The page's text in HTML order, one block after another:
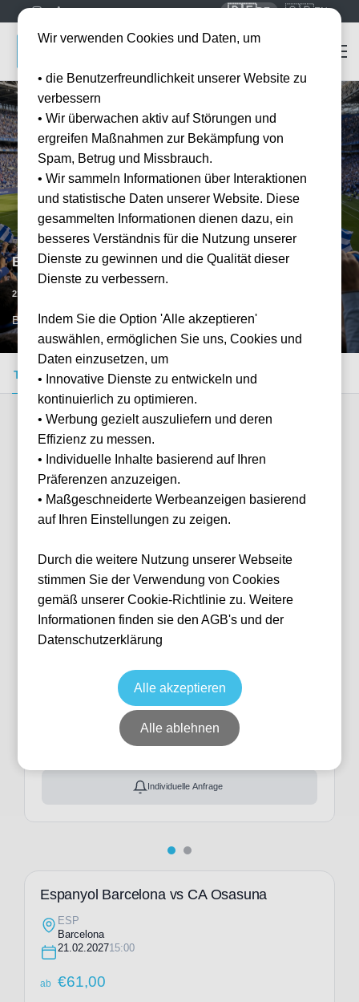
🇩🇪DE 🇬🇧EN
Espanyol Barcelona vs CA Osasuna
21.02.2027
BCN, ESP
Tickets kaufen Event-Info FAQ
Verfügbare Kategorien (2)
Shortside
15:00
10 verfügbar
ESP
RCDE Stadium
Ticket(s) + Hotel
Individuelle Anfrage
Espanyol Barcelona vs CA Osasuna
ESP
Barcelona
21.02.202715:00
ab €61,00
Wir verwenden Cookies und Daten, um
• die Benutzerfreundlichkeit unserer Website zu
verbessern
• Wir überwachen aktiv auf Störungen und
ergreifen Maßnahmen zur Bekämpfung von
Spam, Betrug und Missbrauch.
• Wir sammeln Informationen über Interaktionen
und statistische Daten unserer Website. Diese
gesammelten Informationen dienen dazu, ein
besseres Verständnis für die Nutzung unserer
Dienste zu gewinnen und die Qualität dieser
Dienste zu verbessern.
Indem Sie die Option 'Alle akzeptieren'
auswählen, ermöglichen Sie uns, Cookies und
Daten einzusetzen, um
• Innovative Dienste zu entwickeln und
kontinuierlich zu optimieren.
• Werbung gezielt auszuliefern und deren
Effizienz zu messen.
• Individuelle Inhalte basierend auf Ihren
Präferenzen anzuzeigen.
• Maßgeschneiderte Werbeanzeigen basierend
auf Ihren Einstellungen zu zeigen.
Durch die weitere Nutzung unserer Webseite
stimmen Sie der Verwendung von Cookies
gemäß unserer Cookie-Richtlinie zu. Weitere
Informationen finden sie den AGB's und der
Datenschutzerklärung
Alle akzeptieren
Alle ablehnen